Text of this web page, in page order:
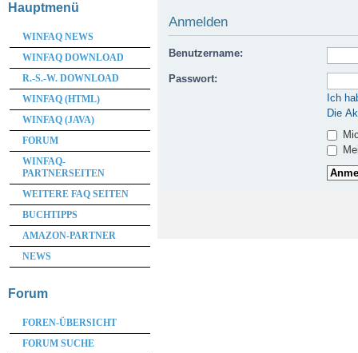
Anmelden
Benutzername:
Passwort:
Ich
Die
Hauptmenü
WINFAQ NEWS
WINFAQ DOWNLOAD
R.-S.-W. DOWNLOAD
WINFAQ (HTML)
WINFAQ (JAVA)
FORUM
WINFAQ-
PARTNERSEITEN
WEITERE FAQ SEITEN
BUCHTIPPS
AMAZON-PARTNER
NEWS
Forum
FOREN-ÜBERSICHT
FORUM SUCHE